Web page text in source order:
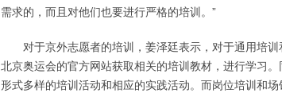
需求的，而且对他们也要进行严格的培训。”
对于京外志愿者的培训，姜泽廷表示，对于通用培训
北京奥运会的官方网站获取相关的培训教材，进行学习
形式多样的培训活动和相应的实践活动。而岗位培训和